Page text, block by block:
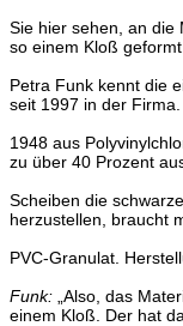
Sie hier sehen, an die
so einem Kloß
Petra Funk kennt die
seit 1997 in der
1948 aus
zu über 40 Prozent
Scheiben die
herzustellen, braucht
PVC-Granulat.
Funk: „Also, das
einem Kloß. Der hat